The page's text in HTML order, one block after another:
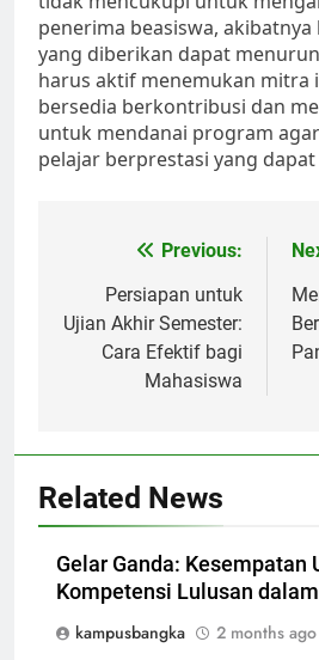
penerima beasiswa,
yang diberikan dapat
harus aktif menemukan mitra
bersedia berkontribusi dan
untuk mendanai program
pelajar berprestasi yang
navigation
Previous:
Persiapan untuk
Ujian Akhir Semester:
Cara Efektif bagi
Mahasiswa
Related News
Gelar Ganda: Kesempatan
Kompetensi Lulusan
kampusbangka
2 months ago